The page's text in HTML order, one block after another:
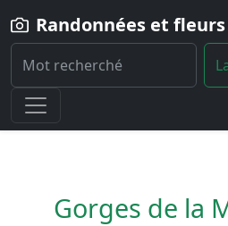
Randonnées et
Home
Paysage Gorges-de-la-
Gorges de la